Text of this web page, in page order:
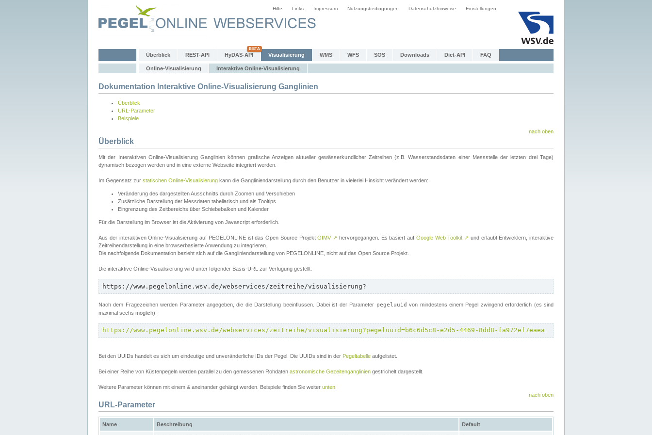
Hilfe Links Impressum Nutzungsbedingungen Datenschutzhinweise Einstellungen
Überblick REST-API HyDAS-API Visualisierung WMS WFS SOS Downloads Dict-API FAQ
Online-Visualisierung Interaktive Online-Visualisierung
Dokumentation Interaktive Online-Visualisierung Ganglinien
Überblick
URL-Parameter
Beispiele
nach oben
Überblick
Mit der Interaktiven Online-Visualisierung Ganglinien können grafische Anzeigen aktueller gewässerkundlicher Zeitreihen (z.B. Wasserstandsdaten einer Messstelle der letzten drei Tage)
dynamisch bezogen werden und in eine externe Webseite integriert werden.
Im Gegensatz zur statischen Online-Visualisierung kann die Gangliniendarstellung durch den Benutzer in vielerlei Hinsicht verändert werden:
Veränderung des dargestellten Ausschnitts durch Zoomen und Verschieben
Zusätzliche Darstellung der Messdaten tabellarisch und als Tooltips
Eingrenzung des Zeitbereichs über Schiebebalken und Kalender
Für die Darstellung im Browser ist die Aktivierung von Javascript erforderlich.
Aus der interaktiven Online-Visualisierung auf PEGELONLINE ist das Open Source ProjektGIMV ↗ hervorgegangen. Es basiert auf Google Web Toolkit ↗ und erlaubt Entwicklern, interaktive
Zeitreihendarstellung in eine browserbasierte Anwendung zu integrieren.
Die nachfolgende Dokumentation bezieht sich auf die Gangliniendarstellung von PEGELONLINE, nicht auf das Open Source Projekt.
Die interaktive Online-Visualisierung wird unter folgender Basis-URL zur Verfügung gestellt:
https://www.pegelonline.wsv.de/webservices/zeitreihe/visualisierung?
Nach dem Fragezeichen werden Parameter angegeben, die die Darstellung beeinflussen. Dabei ist der Parameter pegeluuid von mindestens einem Pegel zwingend erforderlich (es sind
maximal sechs möglich):
https://www.pegelonline.wsv.de/webservices/zeitreihe/visualisierung?pegeluuid=b6c6d5c8-e2d5-4469-8dd8-fa972ef7eaea
Bei den UUIDs handelt es sich um eindeutige und unveränderliche IDs der Pegel. Die UUIDs sind in der Pegeltabelle aufgelistet.
Bei einer Reihe von Küstenpegeln werden parallel zu den gemessenen Rohdaten astronomische Gezeitenganglinien gestrichelt dargestellt.
Weitere Parameter können mit einem & aneinander gehängt werden. Beispiele finden Sie weiter unten
nach oben
URL-Parameter
Name Beschreibung Default